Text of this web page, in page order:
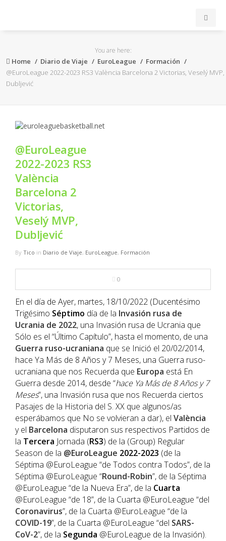
ACB
FEB
FIBA
OTROS
FORMACIÓN
NBA
MULTIMEDIA
You are here:
Home Diario de Viaje EuroLeague
Formación
@EuroLeague 2022-2023 RS3 València Barcelona 2 Victorias, Veselý MVP,
Dubljević
@EuroLeague
2022-2023 RS3
València
Barcelona 2
Victorias,
Veselý MVP,
Dubljević
By Tico in Diario de Viaje, EuroLeague, Formación
0
En el día de Ayer, martes, 18/10/2022 (Ducentésimo
Trigésimo Séptimo día de la Invasión rusa de
Ucrania de 2022, una Invasión rusa de Ucrania que
Sólo es el “Último Capítulo”, hasta el momento, de una
Guerra ruso-ucraniana que se Inició el 20/02/2014,
hace Ya Más de 8 Años y 7 Meses, una Guerra ruso-
ucraniana que nos Recuerda que Europa está En
Guerra desde 2014, desde “hace Ya Más de 8 Años y 7
Meses”, una Invasión rusa que nos Recuerda ciertos
Pasajes de la Historia del S. XX que algunos/as
esperábamos que No se volvieran a dar), el València
y el Barcelona disputaron sus respectivos Partidos de
la Tercera Jornada (RS3) de la (Group) Regular
Season de la @EuroLeague 2022-2023 (de la
Séptima @EuroLeague “de Todos contra Todos”, de la
Séptima @EuroLeague “Round-Robin”, de la Séptima
@EuroLeague “de la Nueva Era”, de la Cuarta
@EuroLeague “de 18”, de la Cuarta @EuroLeague “del
Coronavirus”, de la Cuarta @EuroLeague “de la
COVID-19”, de la Cuarta @EuroLeague “del SARS-
CoV-2”, de la Segunda @EuroLeague de la Invasión).